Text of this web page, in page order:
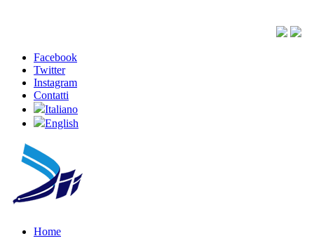
Facebook
Twitter
Instagram
Contatti
Italiano
English
Home